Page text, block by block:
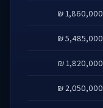
1,860,000 ₪
5,485,000 ₪
1,820,000 ₪
2,050,000 ₪